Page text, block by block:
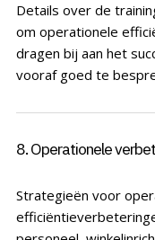
Details over de
om operationele
dragen bij aan het
vooraf goed te
8. Operationele
Strategieën voor